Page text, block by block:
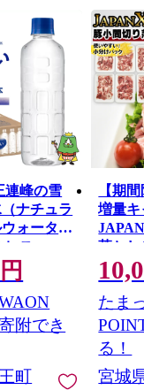
に雪の壁、新
『蔵王エコーラ
王とのコラボレー
の地場産品直売
スキーと樹氷鑑
連峰の雪
ナチュラ
ォータ
レス
／計21L
】
円
附でき
町
【期
増量キ
落と
【
豚 ブ
豚こ
ジャパ
王 人気
たま
る！
宮城